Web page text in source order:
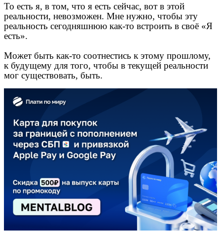
То есть я, в том, что я есть сейчас, вот в этой
реальности, невозможен. Мне нужно, чтобы эту
реальность сегодняшнюю как-то встроить в своё «Я
есть».
Может быть как-то соотнестись к этому прошлому,
к будущему для того, чтобы в текущей реальности
мог существовать, быть.